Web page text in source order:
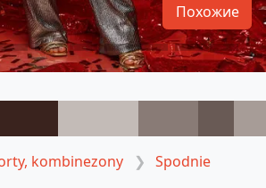
kombinezony Spodnie
Похожие